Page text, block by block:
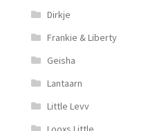
Dirkje
Frankie & Liberty
Geisha
Lantaarn
Little Levv